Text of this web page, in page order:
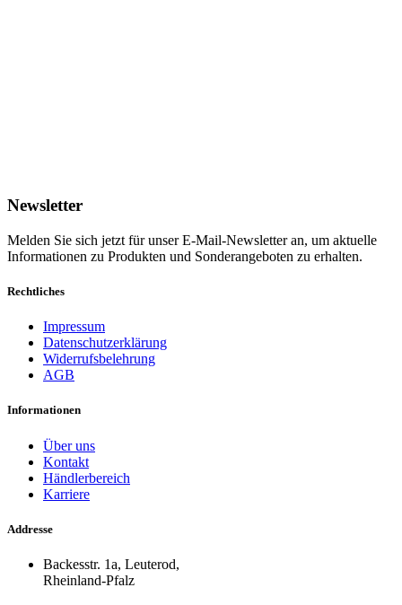
Newsletter
Melden Sie sich jetzt für unser E-Mail-Newsletter an, um aktuelle
Informationen zu Produkten und Sonderangeboten zu erhalten.
Rechtliches
Impressum
Datenschutzerklärung
Widerrufsbelehrung
AGB
Informationen
Über uns
Kontakt
Händlerbereich
Karriere
Addresse
Backesstr. 1a, Leuterod,
Rheinland-Pfalz